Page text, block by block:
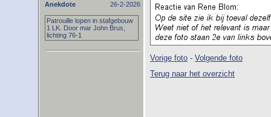
Vorige foto - Volgende foto
Terug naar het overzicht
Anekdote 26-2-2026
Patrouille lopen in stafgebouw
1 LK. Door mar John Brus,
lichting 76-1